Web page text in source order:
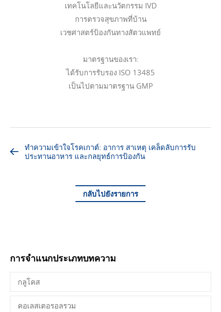
เทคโนโลยีและนวัตกรรม IVD
การตรวจสุขภาพที่บ้าน
เวชศาสตร์ป้องกันทางสัตวแพทย์
มาตรฐานของเรา:
ได้รับการรับรอง ISO 13485
เป็นไปตามมาตรฐาน GMP
ทำความเข้าใจโรคเกาต์: อาการ สาเหตุ เคล็ดลับการรับ
ประทานอาหาร และกลยุทธ์การป้องกัน
กลับไปยังรายการ
การจำแนกประเภทบทความ
กลูโคส
คอเลสเตอรอลรวม